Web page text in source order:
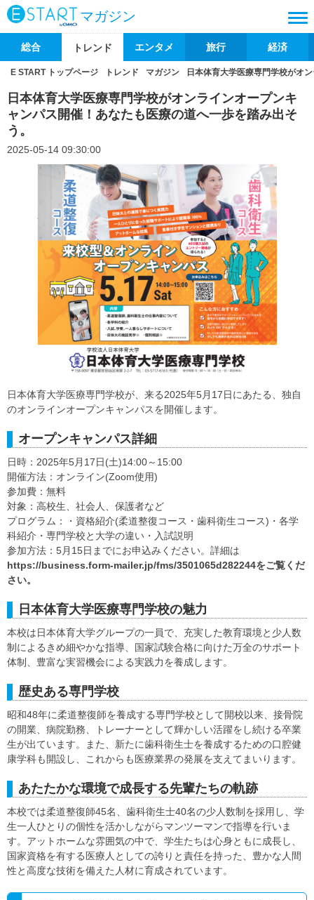
マガジン
総合 トレンド エンタメ 旅行 経済
E START トップページ トレンド マガジン 日本体育大学医療専門学校がオ
日本体育大学医療専門学校がオンラインオープンキ
ャンパス開催！あなたも医療の道へ一歩を踏み出そ
う。
2025-05-14 09:30:00
日本体育大学医療専門学校が、来る2025年5月17日にあたる、独自
のオンラインオープンキャンパスを開催します。
オープンキャンパス詳細
日時：2025年5月17日(土)14:00～15:00
開催方法：オンライン(Zoom使用)
参加費：無料
対象：高校生、社会人、保護者など
プログラム：・資格紹介(柔道整復コース・歯科衛生コース)・各学
科紹介・専門学校と大学の違い・入試説明
参加方法：5月15日までにお申込みください。詳細は
https://business.form-mailer.jp/fms/3501065d282244をご覧くだ
さい。
日本体育大学医療専門学校の魅力
本校は日本体育大学グループの一員で、充実した教育環境と少人数
制によるきめ細やかな指導、国家試験合格に向けた万全のサポート
体制、豊富な実習機会による実践力を養成します。
歴史ある専門学校
昭和48年に柔道整復師を養成する専門学校として開校以来、接骨院
の開業、病院勤務、トレーナーとして輝かしい活躍をし続ける卒業
生が出ています。また、新たに歯科衛生士を養成するための口腔健
康学科も開設し、これからも医療業界の発展を支えてまいります。
あたたかな環境で成長する先輩たちの軌跡
本校では柔道整復師45名、歯科衛生士40名の少人数制を採用し、学
生一人ひとりの個性を活かしながらマンツーマンで指導を行いま
す。アットホームな雰囲気の中で、学生たちは心身ともに成長し、
国家資格を有する医療人としての誇りと責任を持った、豊かな人間
性と高度な技術を備えた人材に育成されています。